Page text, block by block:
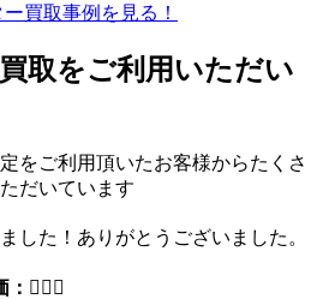
買取事例を見る！
取をご利用いただい
をご利用頂いたお客様からたくさ
だいています
した！ありがとうございました。